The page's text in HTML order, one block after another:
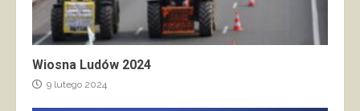
Wiosna Ludów 2024
9 lutego 2024